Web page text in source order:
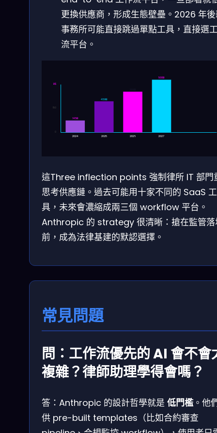
更換供應商，形成生態壁壘。2026 年
事務所可能直接跳過單點工具，直接選
流平台。
145B
2024
459B
2025 2026
500B
2027
B$
150
0
這Three inflection points 強制律所 IT 部門
思考供應鏈。過去可能用十家不同的 SaaS 工
具，未來會濃縮成兩三個 workflow 平台。
Anthropic 的 strategy 很清晰：搶在監管落
前，成為法律基建的默認選擇。
常見問題
問：工作流優先的 AI 會不會
複雜？律師助理學得會嗎？
答：Anthropic 的設計哲學就是 低門檻 。他
供 pre-built templates（比如合約審查